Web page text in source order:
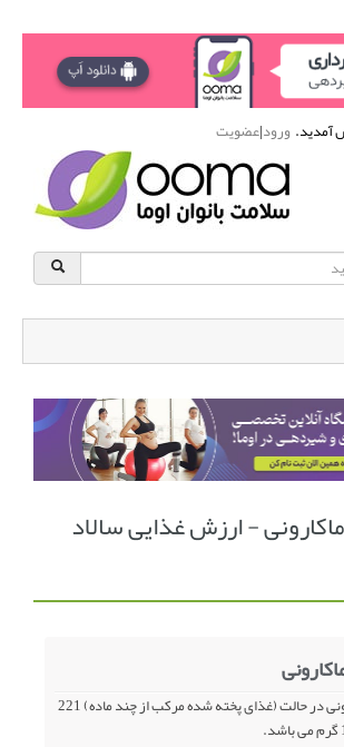
آمدید.ورود|عضویت
باشگاه آنلاین ورزشی اوما
بانوان پرسش و پاسخ
زنان و اوما انتخاب نام کودک
- ارزش غذایی سالاد
کالری سالاد ماکارونی در حالت (غذای پخته شده مرکب از چند ماده) 221